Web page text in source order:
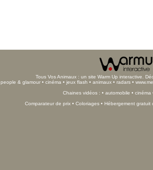
Tous Vos Animaux : un site Warm Up interactive .
people & glamour• cinéma • jeux flash • animaux• radars•
Chaines vidéos : • automobile • cinéma
Comparateur de prix • Coloriages • Hébergement gratuit